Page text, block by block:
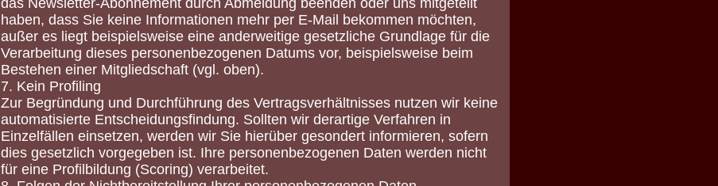
haben, dass Sie keine Informationen mehr per E-Mail bekommen möchten,
außer es liegt beispielsweise eine anderweitige gesetzliche Grundlage für die
Verarbeitung dieses personenbezogenen Datums vor, beispielsweise beim
Bestehen einer Mitgliedschaft (vgl. oben).
7. Kein Profiling
Zur Begründung und Durchführung des Vertragsverhältnisses nutzen wir keine
automatisierte Entscheidungsfindung. Sollten wir derartige Verfahren in
Einzelfällen einsetzen, werden wir Sie hierüber gesondert informieren, sofern
dies gesetzlich vorgegeben ist. Ihre personenbezogenen Daten werden nicht
für eine Profilbildung (Scoring) verarbeitet.